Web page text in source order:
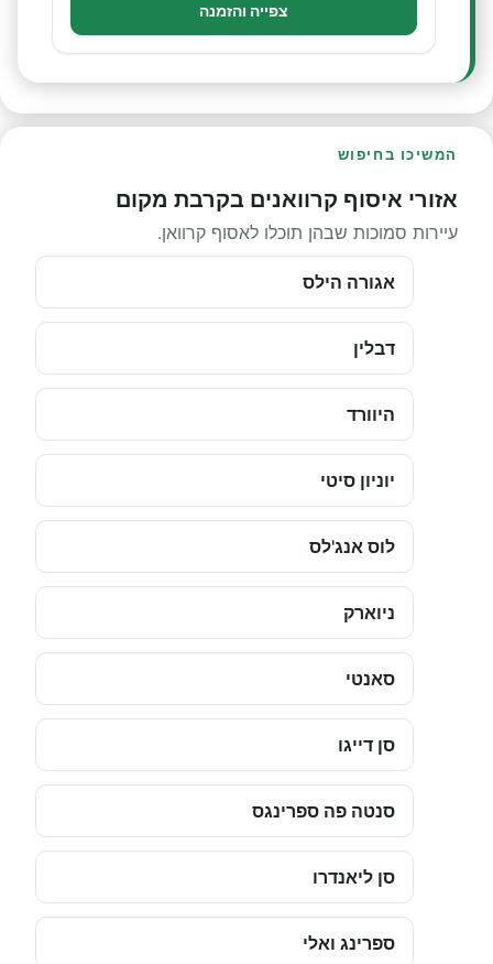
צפייה והזמנה
המשיכו בחיפוש
אזורי איסוף קרוואנים בקרבת מקום
עיירות סמוכות שבהן תוכלו לאסוף קרוואן.
אגורה הילס
דבלין
היוורד
יוניון סיטי
לוס אנג'לס
ניוארק
סאנטי
סן דייגו
סנטה פה ספרינגס
סן ליאנדרו
ספרינג ואלי